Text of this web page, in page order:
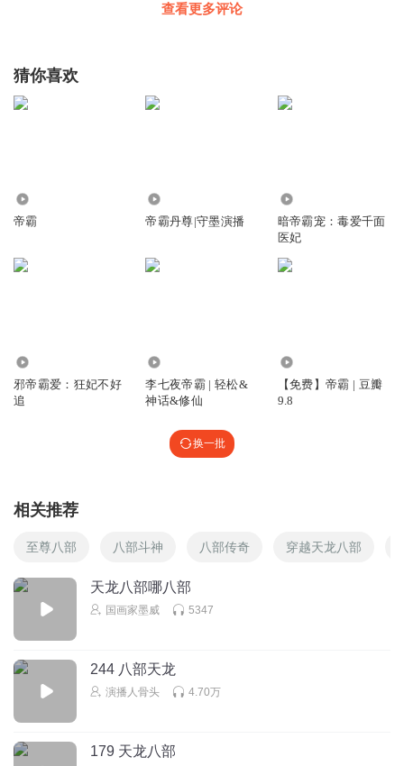
查看更多评论
猜你喜欢
帝霸 帝霸丹尊|守墨演播
暗帝霸宠：毒爱千面
医妃
邪帝霸爱：狂妃不好
追
李七夜帝霸 | 轻松&
神话&修仙
【免费】帝霸 | 豆瓣
9.8
换一批
相关推荐
至尊八部 八部斗神 八部传奇 穿越天龙八部
天龙八部哪八部
国画家墨威 5347
244 八部天龙
演播人骨头 4.70万
179 天龙八部